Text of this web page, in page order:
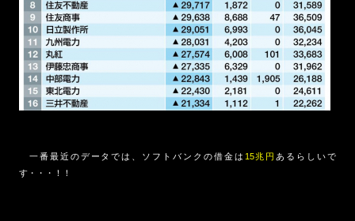
一番最近のデータでは、ソフトバンクの借金は 15兆円 あるらしいで
す・・・！！